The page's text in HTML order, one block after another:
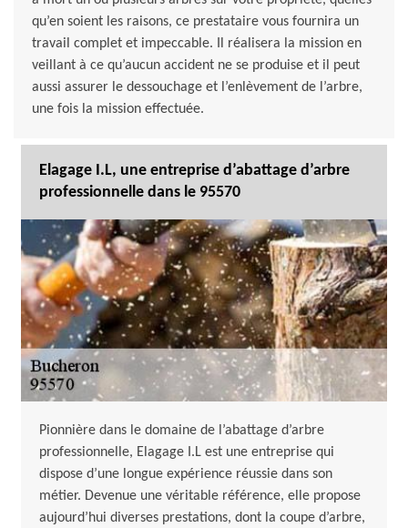
qu’en soient les raisons, ce prestataire vous fournira un
travail complet et impeccable. Il réalisera la mission en
veillant à ce qu’aucun accident ne se produise et il peut
aussi assurer le dessouchage et l’enlèvement de l’arbre,
une fois la mission effectuée.
Elagage I.L, une entreprise d’abattage d’arbre
professionnelle dans le 95570
Pionnière dans le domaine de l’abattage d’arbre
professionnelle, Elagage I.L est une entreprise qui
dispose d’une longue expérience réussie dans son
métier. Devenue une véritable référence, elle propose
aujourd’hui diverses prestations, dont la coupe d’arbre,